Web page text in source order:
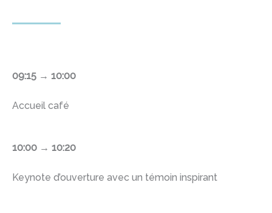
09:15 → 10:00
Accueil café
10:00 → 10:20
Keynote d’ouverture avec un témoin inspirant